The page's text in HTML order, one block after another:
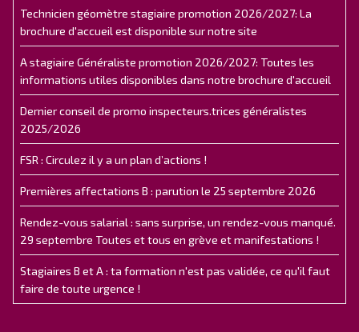
Technicien géomètre stagiaire promotion 2026/2027: La
brochure d'accueil est disponible sur notre site
A stagiaire Généraliste promotion 2026/2027: Toutes les
informations utiles disponibles dans notre brochure d'accueil
Dernier conseil de promo inspecteurs.trices généralistes
2025/2026
FSR : Circulez il y a un plan d’actions !
Premières affectations B : parution le 25 septembre 2026
Rendez-vous salarial : sans surprise, un rendez-vous manqué.
29 septembre Toutes et tous en grève et manifestations !
Stagiaires B et A : ta formation n'est pas validée, ce qu'il faut
faire de toute urgence !